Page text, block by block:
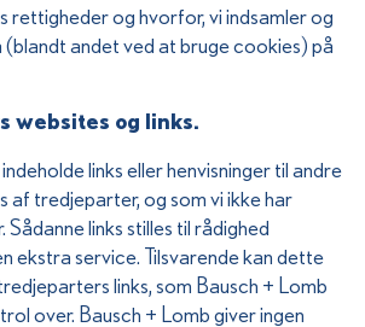
rettigheder og hvorfor, vi indsamler og
andet ved at bruge cookies) på
websites og links.
links eller henvisninger til andre
af tredjeparter, og som vi ikke har
links stilles til rådighed
ekstra service. Tilsvarende kan dette
links, som Bausch + Lomb
over. Bausch + Lomb giver ingen